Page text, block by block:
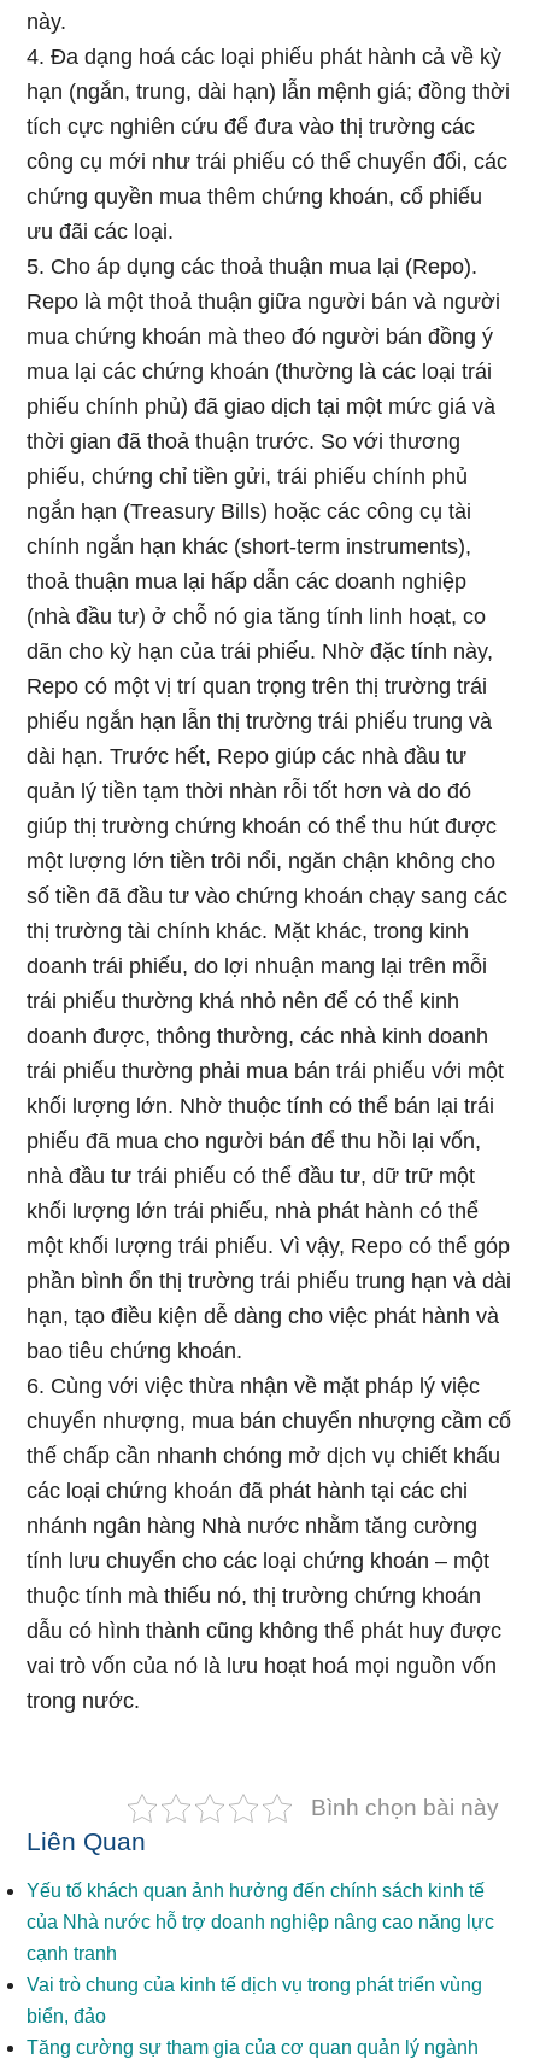
này.
4. Đa dạng hoá các loại phiếu phát hành cả về kỳ
hạn (ngắn, trung, dài hạn) lẫn mệnh giá; đồng thời
tích cực nghiên cứu để đưa vào thị trường các
công cụ mới như trái phiếu có thể chuyển đổi, các
chứng quyền mua thêm chứng khoán, cổ phiếu
ưu đãi các loại.
5. Cho áp dụng các thoả thuận mua lại (Repo).
Repo là một thoả thuận giữa người bán và người
mua chứng khoán mà theo đó người bán đồng ý
mua lại các chứng khoán (thường là các loại trái
phiếu chính phủ) đã giao dịch tại một mức giá và
thời gian đã thoả thuận trước. So với thương
phiếu, chứng chỉ tiền gửi, trái phiếu chính phủ
ngắn hạn (Treasury Bills) hoặc các công cụ tài
chính ngắn hạn khác (short-term instruments),
thoả thuận mua lại hấp dẫn các doanh nghiệp
(nhà đầu tư) ở chỗ nó gia tăng tính linh hoạt, co
dãn cho kỳ hạn của trái phiếu. Nhờ đặc tính này,
Repo có một vị trí quan trọng trên thị trường trái
phiếu ngắn hạn lẫn thị trường trái phiếu trung và
dài hạn. Trước hết, Repo giúp các nhà đầu tư
quản lý tiền tạm thời nhàn rỗi tốt hơn và do đó
giúp thị trường chứng khoán có thể thu hút được
một lượng lớn tiền trôi nổi, ngăn chận không cho
số tiền đã đầu tư vào chứng khoán chạy sang các
thị trường tài chính khác. Mặt khác, trong kinh
doanh trái phiếu, do lợi nhuận mang lại trên mỗi
trái phiếu thường khá nhỏ nên để có thể kinh
doanh được, thông thường, các nhà kinh doanh
trái phiếu thường phải mua bán trái phiếu với một
khối lượng lớn. Nhờ thuộc tính có thể bán lại trái
phiếu đã mua cho người bán để thu hồi lại vốn,
nhà đầu tư trái phiếu có thể đầu tư, dữ trữ một
khối lượng lớn trái phiếu, nhà phát hành có thể
một khối lượng trái phiếu. Vì vậy, Repo có thể góp
phần bình ổn thị trường trái phiếu trung hạn và dài
hạn, tạo điều kiện dễ dàng cho việc phát hành và
bao tiêu chứng khoán.
6. Cùng với việc thừa nhận về mặt pháp lý việc
chuyển nhượng, mua bán chuyển nhượng cầm cố
thế chấp cần nhanh chóng mở dịch vụ chiết khấu
các loại chứng khoán đã phát hành tại các chi
nhánh ngân hàng Nhà nước nhằm tăng cường
tính lưu chuyển cho các loại chứng khoán – một
thuộc tính mà thiếu nó, thị trường chứng khoán
dẫu có hình thành cũng không thể phát huy được
vai trò vốn của nó là lưu hoạt hoá mọi nguồn vốn
trong nước.
Bình chọn bài này
Liên Quan
Yếu tố khách quan ảnh hưởng đến chính sách kinh tế
của Nhà nước hỗ trợ doanh nghiệp nâng cao năng lực
cạnh tranh
Vai trò chung của kinh tế dịch vụ trong phát triển vùng
biển, đảo
Tăng cường sự tham gia của cơ quan quản lý ngành